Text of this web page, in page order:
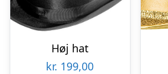
Høj hat
kr. 199,00